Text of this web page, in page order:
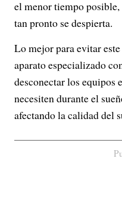
el menor tiempo
tan pronto se despierta.
Lo mejor para evitar
aparato especializado
desconectar los equipos
necesiten durante el
afectando la calidad del